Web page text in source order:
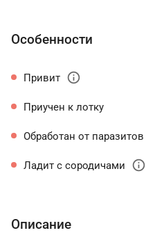
Особенности
Привит info
Приучен к лотку
Обработан от паразитов
Ладит с сородичами info
Описание